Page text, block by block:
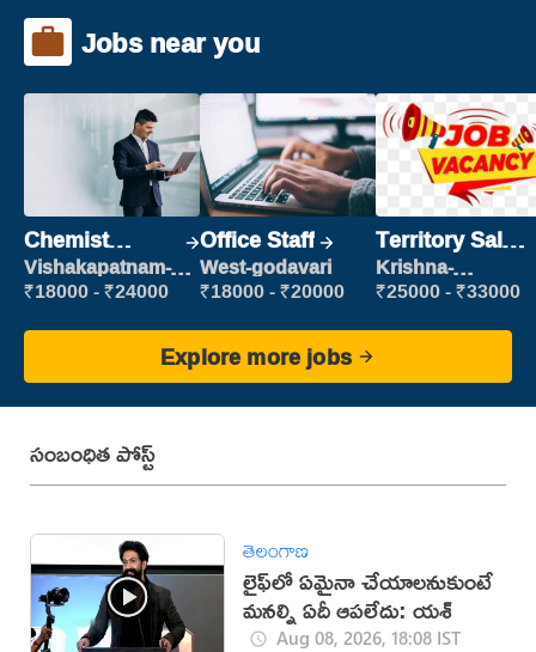
Jobs near you
Chemist
Production
Executive
Vishakapatnam-
new
₹18000 - ₹24000
Office Staff
West-godavari
₹18000 - ₹20000
Territory Sales
Manager
Krishna-
vijayawada
₹25000 - ₹33000
Explore more jobs
సంబంధిత పోస్ట్
తెలంగాణ
లైఫ్‌లో ఏమైనా చేయాలనుకుంటే
మనల్ని ఏదీ ఆపలేదు: యశ్
Aug 08, 2026, 18:08 IST